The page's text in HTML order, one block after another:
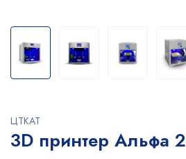
ЦТКАТ
3D принтер Альфа 2